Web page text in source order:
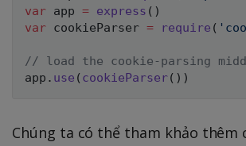
var app = express ( )
var cookieParser = require (
// load the cookie-parsing
app . use ( cookieParser( ) )
Chúng ta có thể tham khảo thêm